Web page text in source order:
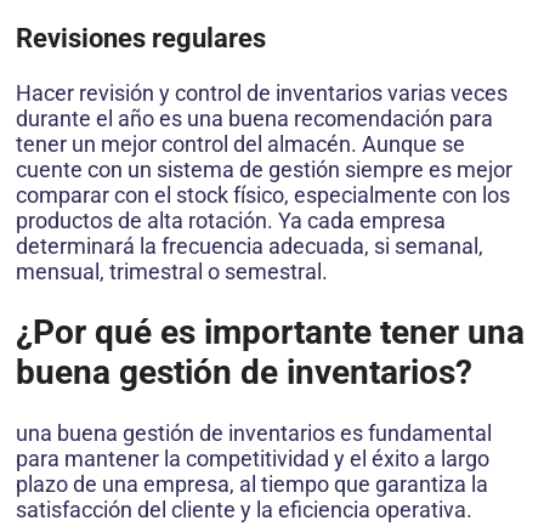
Revisiones regulares
Hacer revisión y control de inventarios varias veces
durante el año es una buena recomendación para
tener un mejor control del almacén. Aunque se
cuente con un sistema de gestión siempre es mejor
comparar con el stock físico, especialmente con los
productos de alta rotación. Ya cada empresa
determinará la frecuencia adecuada, si semanal,
mensual, trimestral o semestral.
¿Por qué es importante tener una
buena gestión de inventarios?
una buena gestión de inventarios es fundamental
para mantener la competitividad y el éxito a largo
plazo de una empresa, al tiempo que garantiza la
satisfacción del cliente y la eficiencia operativa.